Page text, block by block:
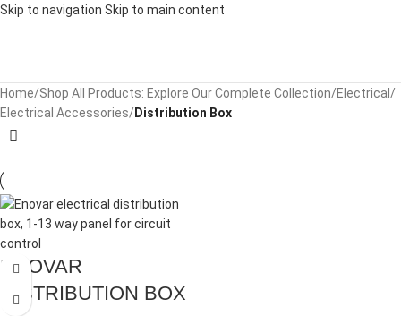
Skip to navigation Skip to main content
Home/Shop All Products: Explore Our Complete Collection/Electrical /
Electrical Accessories/Distribution Box
ENOVAR
DISTRIBUTION BOX